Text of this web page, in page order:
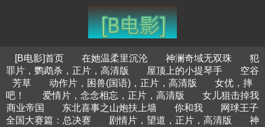
[B电影]首页 在她温柔里沉沦 神澜奇域无双珠
犯
罪片，鹦鹉杀，正片，高清版
屋顶上的小提琴手
空谷
芳草
动作片，困兽(国语)，正片，高清版
女优，摔
吧！
爱情片，念念相忘，正片，高清版
女儿狙击掉我
商业帝国
东北喜事之山炮扶上墙 你和我
网球王子
全国大赛篇：总决赛
剧情片，望道，正片，高清版
神